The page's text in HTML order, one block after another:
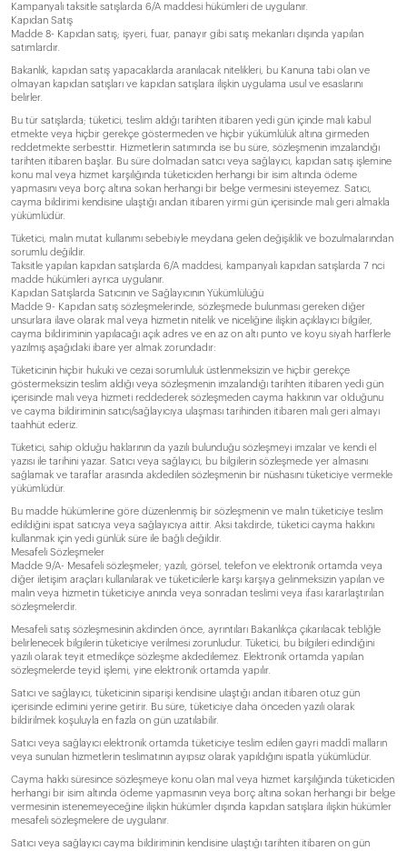
Kampanyalı taksitle satışlarda 6/A maddesi hükümleri de uygulanır.
Kapıdan Satış
Madde 8- Kapıdan satış; işyeri, fuar, panayır gibi satış mekanları dışında yapılan
satımlardır.
Bakanlık, kapıdan satış yapacaklarda aranılacak nitelikleri, bu Kanuna tabi olan ve
olmayan kapıdan satışları ve kapıdan satışlara ilişkin uygulama usul ve esaslarını
belirler.
Bu tür satışlarda; tüketici, teslim aldığı tarihten itibaren yedi gün içinde malı kabul
etmekte veya hiçbir gerekçe göstermeden ve hiçbir yükümlülük altına girmeden
reddetmekte serbesttir. Hizmetlerin satımında ise bu süre, sözleşmenin imzalandığı
tarihten itibaren başlar. Bu süre dolmadan satıcı veya sağlayıcı, kapıdan satış işlemine
konu mal veya hizmet karşılığında tüketiciden herhangi bir isim altında ödeme
yapmasını veya borç altına sokan herhangi bir belge vermesini isteyemez. Satıcı,
cayma bildirimi kendisine ulaştığı andan itibaren yirmi gün içerisinde malı geri almakla
yükümlüdür.
Tüketici, malın mutat kullanımı sebebiyle meydana gelen değişiklik ve bozulmalarından
sorumlu değildir.
Taksitle yapılan kapıdan satışlarda 6/A maddesi, kampanyalı kapıdan satışlarda 7 nci
madde hükümleri ayrıca uygulanır.
Kapıdan Satışlarda Satıcının ve Sağlayıcının Yükümlülüğü
Madde 9- Kapıdan satış sözleşmelerinde, sözleşmede bulunması gereken diğer
unsurlara ilave olarak mal veya hizmetin nitelik ve niceliğine ilişkin açıklayıcı bilgiler,
cayma bildiriminin yapılacağı açık adres ve en az on altı punto ve koyu siyah harflerle
yazılmış aşağıdaki ibare yer almak zorundadır:
Tüketicinin hiçbir hukuki ve cezai sorumluluk üstlenmeksizin ve hiçbir gerekçe
göstermeksizin teslim aldığı veya sözleşmenin imzalandığı tarihten itibaren yedi gün
içerisinde malı veya hizmeti reddederek sözleşmeden cayma hakkının var olduğunu
ve cayma bildiriminin satıcı/sağlayıcıya ulaşması tarihinden itibaren malı geri almayı
taahhüt ederiz.
Tüketici, sahip olduğu haklarının da yazılı bulunduğu sözleşmeyi imzalar ve kendi el
yazısı ile tarihini yazar. Satıcı veya sağlayıcı, bu bilgilerin sözleşmede yer almasını
sağlamak ve taraflar arasında akdedilen sözleşmenin bir nüshasını tüketiciye vermekle
yükümlüdür.
Bu madde hükümlerine göre düzenlenmiş bir sözleşmenin ve malın tüketiciye teslim
edildiğini ispat satıcıya veya sağlayıcıya aittir. Aksi takdirde, tüketici cayma hakkını
kullanmak için yedi günlük süre ile bağlı değildir.
Mesafeli Sözleşmeler
Madde 9/A- Mesafeli sözleşmeler; yazılı, görsel, telefon ve elektronik ortamda veya
diğer iletişim araçları kullanılarak ve tüketicilerle karşı karşıya gelinmeksizin yapılan ve
malın veya hizmetin tüketiciye anında veya sonradan teslimi veya ifası kararlaştırılan
sözleşmelerdir.
Mesafeli satış sözleşmesinin akdinden önce, ayrıntıları Bakanlıkça çıkarılacak tebliğle
belirlenecek bilgilerin tüketiciye verilmesi zorunludur. Tüketici, bu bilgileri edindiğini
yazılı olarak teyit etmedikçe sözleşme akdedilemez. Elektronik ortamda yapılan
sözleşmelerde teyid işlemi, yine elektronik ortamda yapılır.
Satıcı ve sağlayıcı, tüketicinin siparişi kendisine ulaştığı andan itibaren otuz gün
içerisinde edimini yerine getirir. Bu süre, tüketiciye daha önceden yazılı olarak
bildirilmek koşuluyla en fazla on gün uzatılabilir.
Satıcı veya sağlayıcı elektronik ortamda tüketiciye teslim edilen gayri maddî malların
veya sunulan hizmetlerin teslimatının ayıpsız olarak yapıldığını ispatla yükümlüdür.
Cayma hakkı süresince sözleşmeye konu olan mal veya hizmet karşılığında tüketiciden
herhangi bir isim altında ödeme yapmasının veya borç altına sokan herhangi bir belge
vermesinin istenemeyeceğine ilişkin hükümler dışında kapıdan satışlara ilişkin hükümler
mesafeli sözleşmelere de uygulanır.
Satıcı veya sağlayıcı cayma bildiriminin kendisine ulaştığı tarihten itibaren on gün